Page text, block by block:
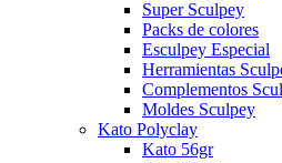
Super Sculpey
Packs de colores
Esculpey Especial
Herramientas
Complementos
Moldes Sculpey
Kato Polyclay
Kato 56gr